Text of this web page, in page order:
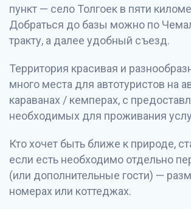
пункт — село Толгоек в пяти
Добраться до базы можно по
тракту, а далее удобный съезд.
Территория красивая и
много места для автотуристов на
караванах / кемперах, с
необходимых для проживания
Кто хочет быть ближе к природе,
если есть необходимо отдельно
(или дополнительные гости) —
номерах или коттеджах.